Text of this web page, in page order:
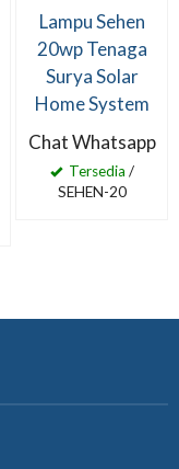
Lampu Sehen
20wp Tenaga
Surya Solar
Home System
Chat Whatsapp
Tersedia /
SEHEN-20